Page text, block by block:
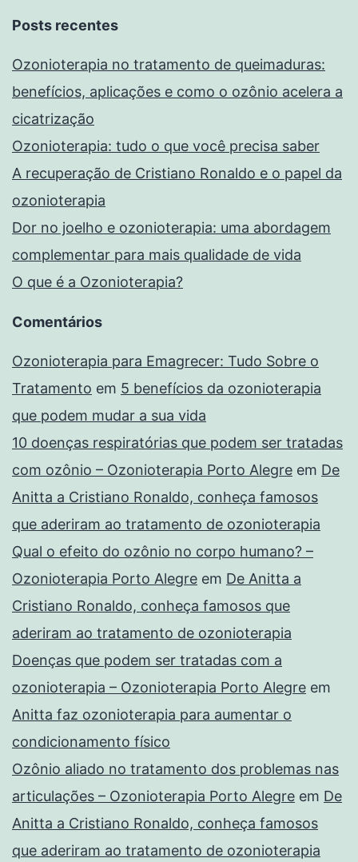
Posts recentes
Ozonioterapia no tratamento de queimaduras:
benefícios, aplicações e como o ozônio acelera a
cicatrização
Ozonioterapia: tudo o que você precisa saber
A recuperação de Cristiano Ronaldo e o papel da
ozonioterapia
Dor no joelho e ozonioterapia: uma abordagem
complementar para mais qualidade de vida
O que é a Ozonioterapia?
Comentários
Ozonioterapia para Emagrecer: Tudo Sobre o
Tratamento em 5 benefícios da ozonioterapia
que podem mudar a sua vida
10 doenças respiratórias que podem ser tratadas
com ozônio – Ozonioterapia Porto Alegre em De
Anitta a Cristiano Ronaldo, conheça famosos
que aderiram ao tratamento de ozonioterapia
Qual o efeito do ozônio no corpo humano? –
Ozonioterapia Porto Alegre em De Anitta a
Cristiano Ronaldo, conheça famosos que
aderiram ao tratamento de ozonioterapia
Doenças que podem ser tratadas com a
ozonioterapia – Ozonioterapia Porto Alegre em
Anitta faz ozonioterapia para aumentar o
condicionamento físico
Ozônio aliado no tratamento dos problemas nas
articulações – Ozonioterapia Porto Alegre em De
Anitta a Cristiano Ronaldo, conheça famosos
que aderiram ao tratamento de ozonioterapia